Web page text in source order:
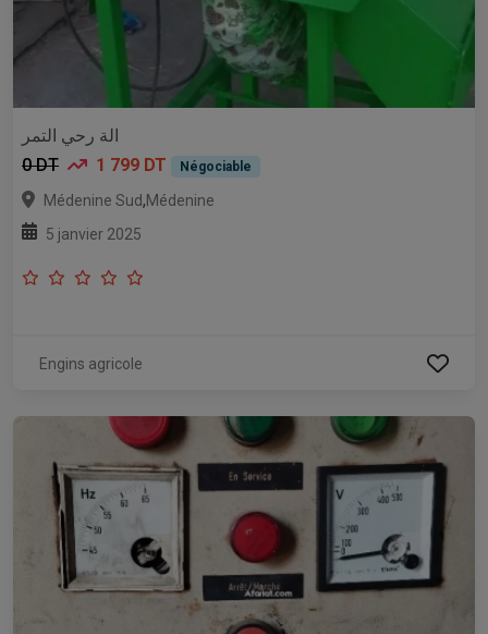
الة رحي التمر
0 DT
1 799 DT Négociable
Médenine Sud,Médenine
5 janvier 2025
Engins agricole